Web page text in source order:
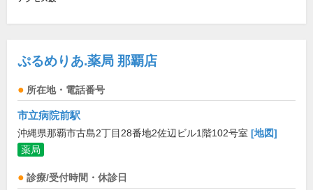
ぷるめりあ.薬局 那覇店
所在地・電話番号
市立病院前駅
沖縄県那覇市古島2丁目28番地2佐辺ビル1階102号室 [地図]
薬局
診療/受付時間・休診日